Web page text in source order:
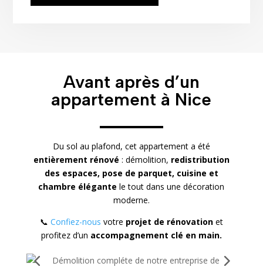
Avant après d’un
appartement à Nice
Du sol au plafond, cet appartement a été
entièrement rénové : démolition, redistribution
des espaces, pose de parquet, cuisine et
chambre élégante le tout dans une décoration
moderne.
📞 Confiez-nous votre projet de rénovationet
profitez d’un accompagnement clé en main.